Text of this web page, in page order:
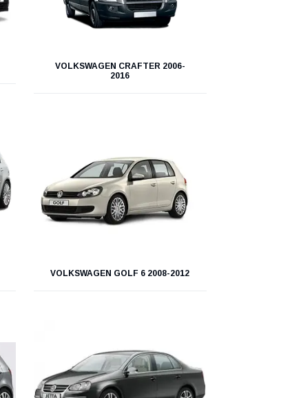
VOLKSWAGEN CRAFTER 2006-
2016
VOLKSWAGEN GOLF 6 2008-2012